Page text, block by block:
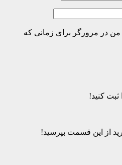
من در مرورگر برای زمانی که
ثبت کنید!
از این قسمت بپرسید!